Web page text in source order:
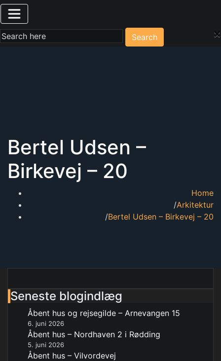
×
Search
Bertel Udsen –
Birkevej – 20
Home
Arkitektur
Bertel Udsen – Birkevej – 20
Seneste blogindlæg
Åbent hus og rejsegilde – Arnevangen 15
6. juni 2026
Åbent hus – Nordhaven 2 i Rødding
5. juni 2026
Åbent hus – Vilvordevej